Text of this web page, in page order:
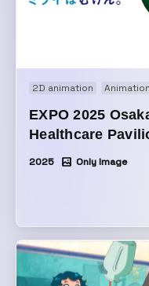
2D animation Animation
EXPO 2025
Healthcare
2025 Only Image